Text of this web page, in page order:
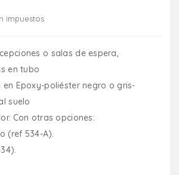
impuestos
o salas de espera,
en tubo
Epoxy-poliéster negro o gris-
suelo
Con otras opciones:
(ref 534-A).